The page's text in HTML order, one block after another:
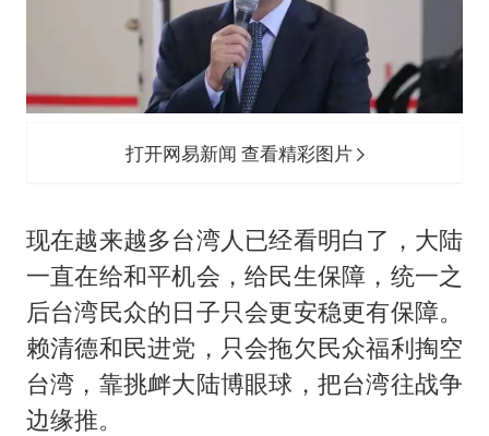
打开网易新闻 查看精彩图片
现在越来越多台湾人已经看明白了，大陆
一直在给和平机会，给民生保障，统一之
后台湾民众的日子只会更安稳更有保障。
赖清德和民进党，只会拖欠民众福利掏空
台湾，靠挑衅大陆博眼球，把台湾往战争
边缘推。